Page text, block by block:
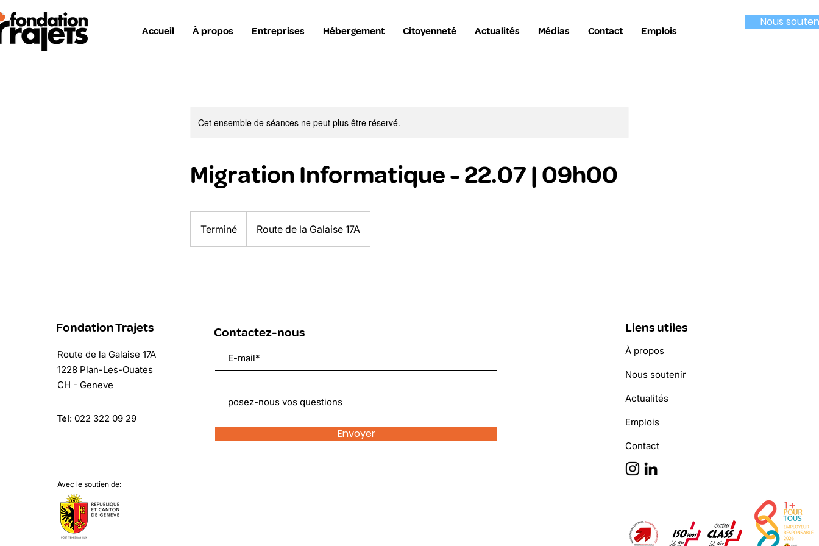
Accueil À propos Entreprises Hébergement Citoyenneté Actualités Médias Contact Emplois
Nous
Cet ensemble de séances ne peut plus être réservé.
Migration Informatique - 22.07 | 09h00
Terminé
e
Route de la Galaise 17A
Fondation Trajets
Route de la Galaise 17A
1228 Plan-Les-Ouates
CH - Geneve
Tél: 022 322 09 29
Avec le soutien de:
Contactez-nous
Envoyer
Liens utiles
À propos
Nous soutenir
Actualités
Emplois
Contact